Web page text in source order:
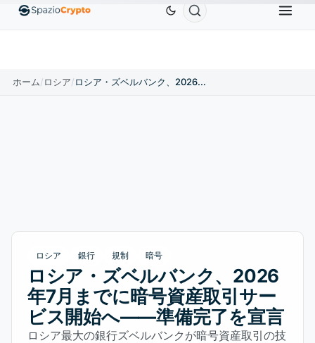
EthereumETH$1,880.58 Tether USDT BNBBNB
ホーム/ロシア/ ロシア・ズベルバンク、2026年7月までに暗号資産取引サービス開始へ——準備完了を宣言
ロシア 銀行 規制 暗号
ロシア・ズベルバンク、2026
年7月までに暗号資産取引サー
ビス開始へ——準備完了を宣言
ロシア最大の銀行ズベルバンクが暗号資産取引の技